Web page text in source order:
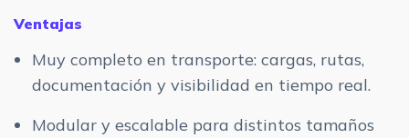
Ventajas
Muy completo en transporte: cargas, rutas,
documentación y visibilidad en tiempo real.
Modular y escalable para distintos tamaños